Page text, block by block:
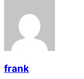
frank